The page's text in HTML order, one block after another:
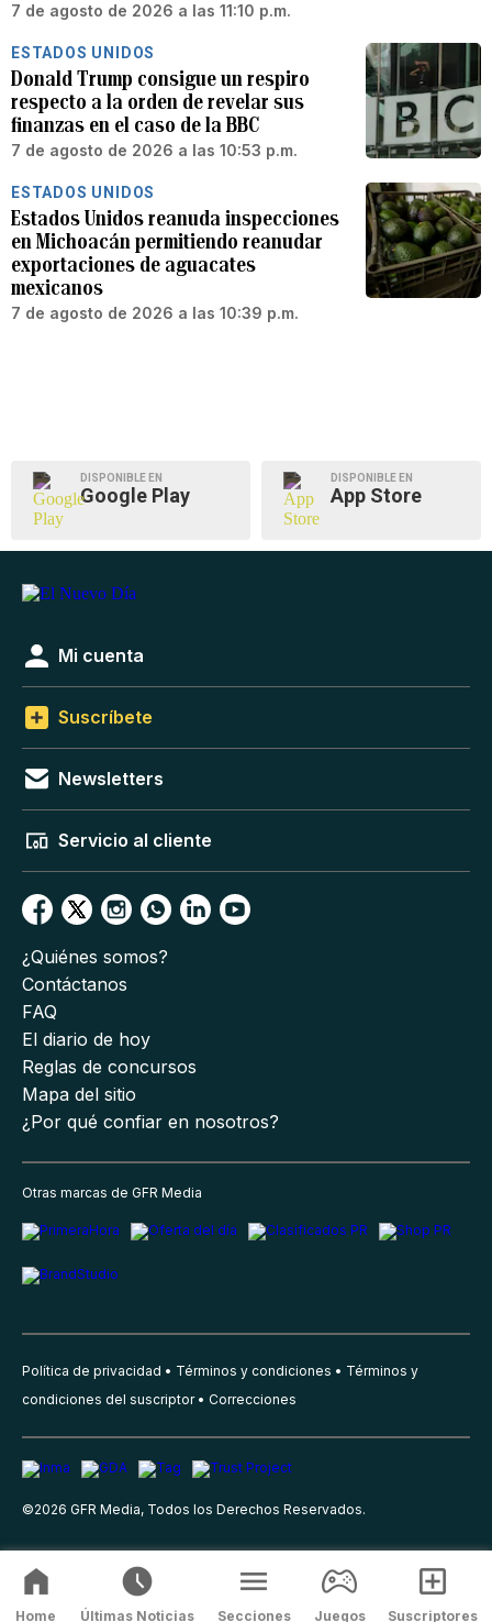
7 de agosto de 2026 a las 11:10 p.m.
ESTADOS UNIDOS
Donald Trump consigue un respiro
respecto a la orden de revelar sus
finanzas en el caso de la BBC
7 de agosto de 2026 a las 10:53 p.m.
ESTADOS UNIDOS
Estados Unidos reanuda inspecciones
en Michoacán permitiendo reanudar
exportaciones de aguacates
mexicanos
7 de agosto de 2026 a las 10:39 p.m.
DISPONIBLE EN
Google Play
DISPONIBLE EN
App Store
Mi cuenta
Suscríbete
Newsletters
Servicio al cliente
¿Quiénes somos?
Contáctanos
FAQ
El diario de hoy
Reglas de concursos
Mapa del sitio
¿Por qué confiar en nosotros?
Otras marcas de GFR Media
Política de privacidad Términos y condiciones
Términos y
condiciones del suscriptor
Correcciones
©2026 GFR Media, Todos los Derechos Reservados.
Home Últimas Noticias Secciones Juegos Suscriptores